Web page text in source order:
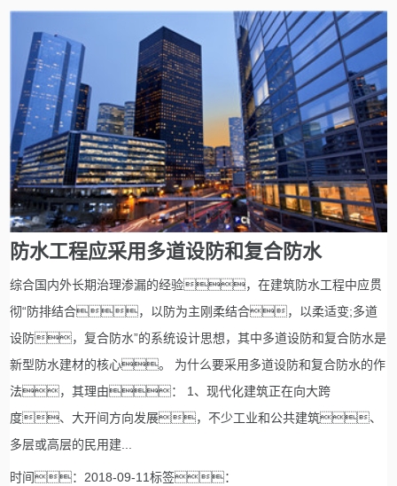
防水工程应采用多道设防和复合防水
综合国内外长期治理渗漏的经验，在建筑防水工程中应贯
彻“防排结合，以防为主刚柔结合，以柔适变;多道
设防，复合防水”的系统设计思想，其中多道设防和复合防水是
新型防水建材的核心。 为什么要采用多道设防和复合防水的作
法，其理由： 1、现代化建筑正在向大跨
度、大开间方向发展，不少工业和公共建筑、
多层或高层的民用建...
时间：2018-09-11标签：